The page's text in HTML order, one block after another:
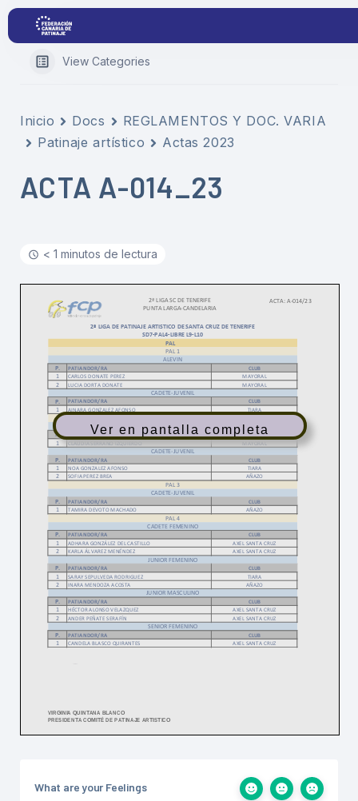
View Categories
Inicio Docs
REGLAMENTOS Y DOC. VARIA
Patinaje artístico
Actas 2023
ACTA A-014_23
< 1 minutos de lectura
Ver en pantalla completa
What are your Feelings
Competiciones
Clubs
Documentación
Formación